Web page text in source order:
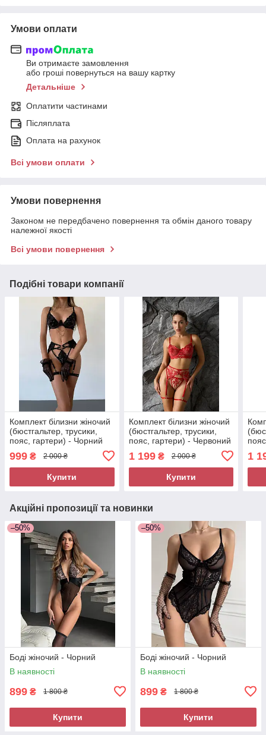
Умови оплати
Ви отримаєте замовлення
або гроші повернуться на вашу картку
Детальніше
Оплатити частинами
Післяплата
Оплата на рахунок
Всі умови оплати
Умови повернення
Законом не передбачено повернення та обмін даного товару
належної якості
Всі умови повернення
Подібні товари компанії
Комплект білизни жіночий
(бюстгальтер, трусики,
пояс, гартери) - Чорний
999 ₴ 2 000 ₴
Купити
Комплект білизни жіночий
(бюстгальтер, трусики,
пояс, гартери) - Червоний
1 199₴ 2 000 ₴
Купити
1
Акційні пропозиції та новинки
–50%
Боді жіночий - Чорний
В наявності
899 ₴ 1 800 ₴
Купити
–50%
Боді жіночий - Чорний
В наявності
899 ₴ 1 800 ₴
Купити